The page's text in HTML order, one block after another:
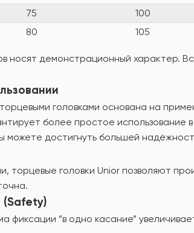
75 100
80 105
носят демонстрационный характер.
головками основана на
более простое
можете достигнуть большей
торцевые головки Unior позволяют
(Safety)
фиксации ”в одно касание”